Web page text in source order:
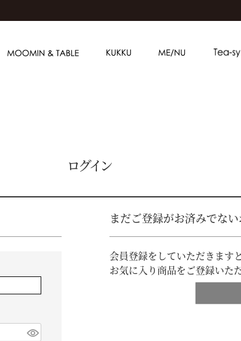
ログイン
まだご登録がお済みでな
会員登録をしていただきます
お気に入り商品をご登録いた